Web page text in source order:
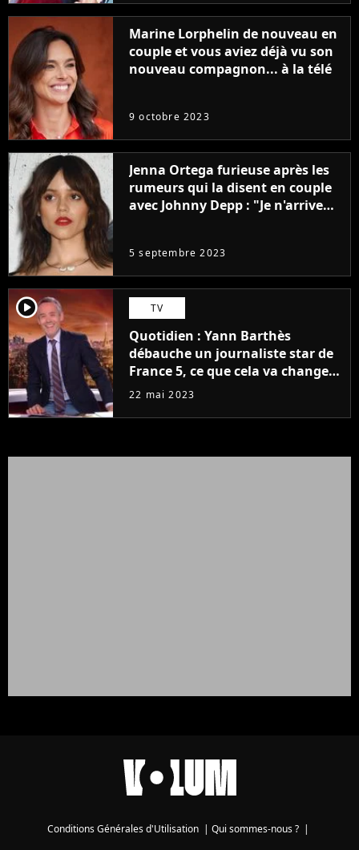
Marine Lorphelin de nouveau en
couple et vous aviez déjà vu son
nouveau compagnon... à la télé
9 octobre 2023
Jenna Ortega furieuse après les
rumeurs qui la disent en couple
avec Johnny Depp : "Je n'arrive
5 septembre 2023
player2 TV
Quotidien : Yann Barthès
débauche un journaliste star de
France 5, ce que cela va changer
à la rentrée
22 mai 2023
Conditions Générales d'Utilisation | Qui sommes-nous ? |